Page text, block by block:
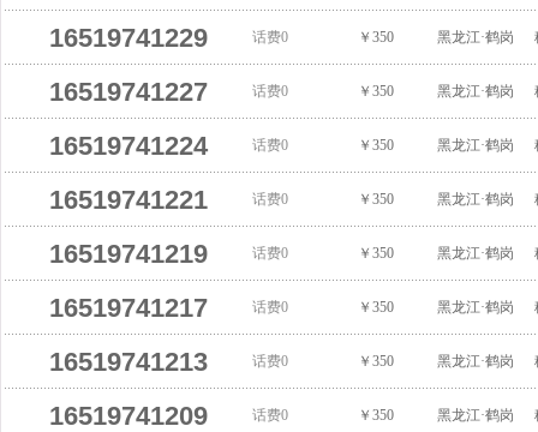
16519741229 话费0 ￥350 黑龙江·鹤岗
16519741227 话费0 ￥350 黑龙江·鹤岗
16519741224 话费0 ￥350 黑龙江·鹤岗
16519741221 话费0 ￥350 黑龙江·鹤岗
16519741219 话费0 ￥350 黑龙江·鹤岗
16519741217 话费0 ￥350 黑龙江·鹤岗
16519741213 话费0 ￥350 黑龙江·鹤岗
16519741209 话费0 ￥350 黑龙江·鹤岗